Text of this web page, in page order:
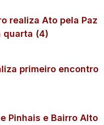
realiza Ato pela Paz
quarta (4)
primeiro encontro
Pinhais e Bairro Alto